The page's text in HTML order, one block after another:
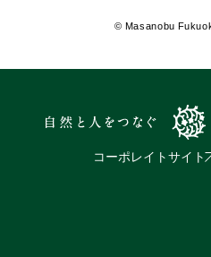
© Masanobu
コーポレイトサイト